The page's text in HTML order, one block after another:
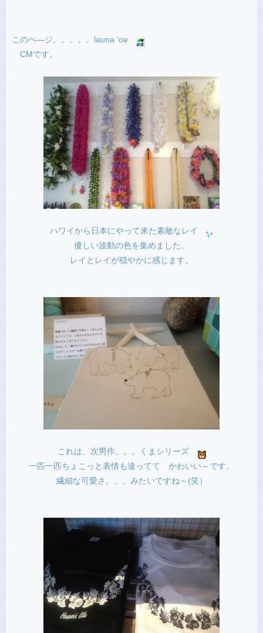
このぺ―ジ。。。。。launa 'oe
CMです。
ハワイから日本にやって来た素敵なレイ
優しい波動の色を集めました。
レイとレイが穏やかに感じます。
これは、次男作。。。くまシリーズ
一匹一匹ちょこっと表情も違ってて かわいい～です。
繊細な可愛さ。。。みたいですね～(笑）